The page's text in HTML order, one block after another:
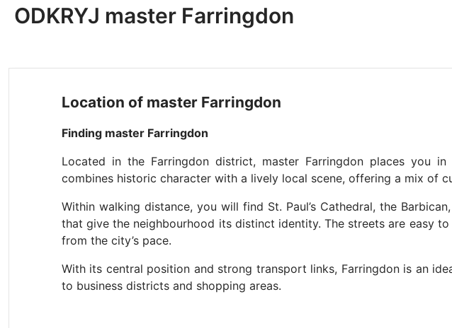
ODKRYJ master Farringdon
Location of master Farringdon
Finding master Farringdon
Located in the Farringdon district, master Farringdon places you
combines historic character with a lively local scene, offering a mix of
Within walking distance, you will find St. Paul’s Cathedral, the
that give the neighbourhood its distinct identity. The streets are easy
from the city’s pace.
With its central position and strong transport links, Farringdon is an
to business districts and shopping areas.